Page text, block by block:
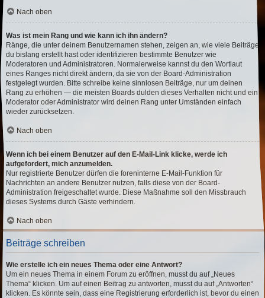
Nach oben
Was ist mein Rang und wie kann ich ihn ändern?
Ränge, die unter deinem Benutzernamen stehen, zeigen an, wie viele Beiträge
du bislang erstellt hast oder identifizieren bestimmte Benutzer wie
Moderatoren und Administratoren. Normalerweise kannst du den Wortlaut
eines Ranges nicht direkt ändern, da sie von der Board-Administration
festgelegt wurden. Bitte schreibe keine sinnlosen Beiträge, nur um deinen
Rang zu erhöhen — die meisten Boards dulden dieses Verhalten nicht und ein
Moderator oder Administrator wird deinen Rang unter Umständen einfach
wieder zurücksetzen.
Nach oben
Wenn ich bei einem Benutzer auf den E-Mail-Link klicke, werde ich
aufgefordert, mich anzumelden.
Nur registrierte Benutzer dürfen die foreninterne E-Mail-Funktion für
Nachrichten an andere Benutzer nutzen, falls diese von der Board-
Administration freigeschaltet wurde. Diese Maßnahme soll den Missbrauch
dieses Systems durch Gäste verhindern.
Nach oben
Beiträge schreiben
Wie erstelle ich ein neues Thema oder eine Antwort?
Um ein neues Thema in einem Forum zu eröffnen, musst du auf „Neues
Thema“ klicken. Um auf einen Beitrag zu antworten, musst du auf „Antworten“
klicken. Es könnte sein, dass eine Registrierung erforderlich ist, bevor du einen